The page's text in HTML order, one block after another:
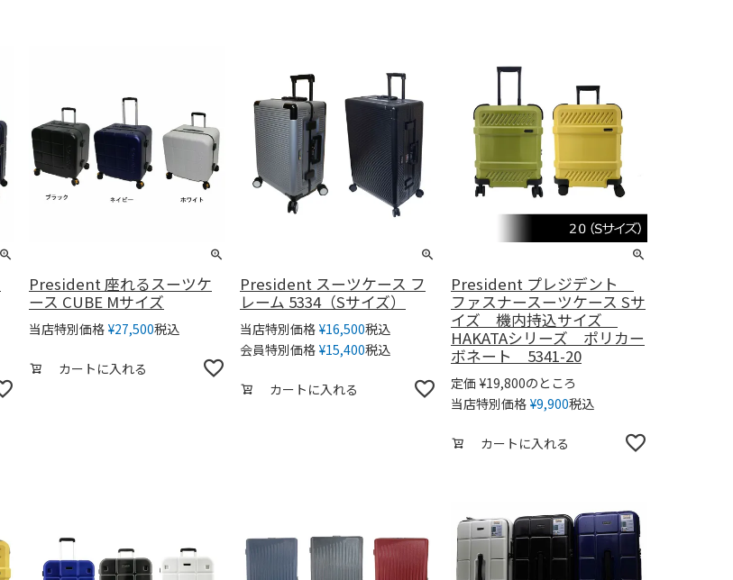
President 座れるスーツケ
ース CUBE Mサイズ
当店特別価格 ¥27,500税込
カートに入れる
President スーツケース フ
レーム 5334（Sサイズ）
当店特別価格 ¥16,500税込
会員特別価格 ¥15,400税込
カートに入れる
President プレジデント
ファスナースーツケース Sサ
イズ 機内持込サイズ
HAKATAシリーズ ポリカー
ボネート 5341-20
定価 ¥19,800のところ
当店特別価格 ¥9,900税込
カートに入れる